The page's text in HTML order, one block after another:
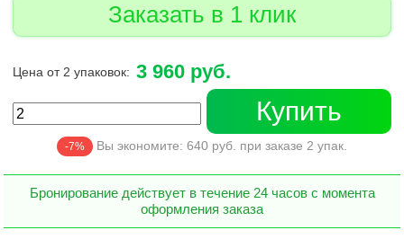
Заказать в 1 клик
Цена от 2 упаковок: 3 960 руб.
Купить
-7% Вы экономите: 640 руб. при заказе 2 упак.
Бронирование действует в течение 24 часов с момента
оформления заказа